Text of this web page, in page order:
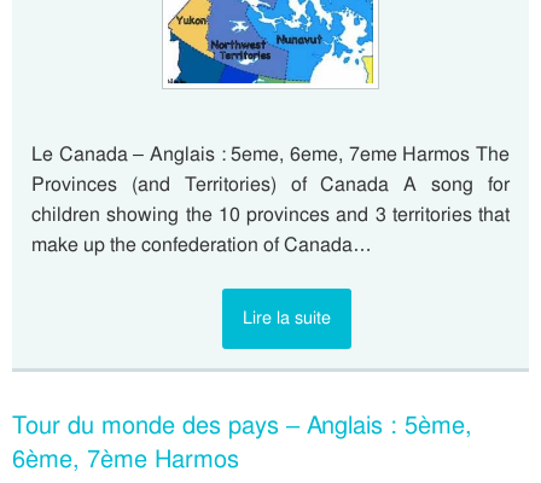
Le Canada – Anglais : 5eme, 6eme, 7eme Harmos The
Provinces (and Territories) of Canada A song for
children showing the 10 provinces and 3 territories that
make up the confederation of Canada…
Lire la suite
Tour du monde des pays – Anglais : 5ème,
6ème, 7ème Harmos